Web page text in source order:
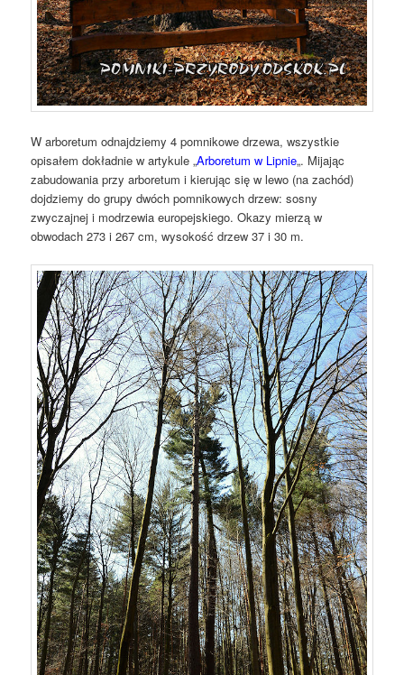
W arboretum odnajdziemy 4 pomnikowe drzewa, wszystkie
opisałem dokładnie w artykule „Arboretum w Lipnie„. Mijając
zabudowania przy arboretum i kierując się w lewo (na zachód)
dojdziemy do grupy dwóch pomnikowych drzew: sosny
zwyczajnej i modrzewia europejskiego. Okazy mierzą w
obwodach 273 i 267 cm, wysokość drzew 37 i 30 m.